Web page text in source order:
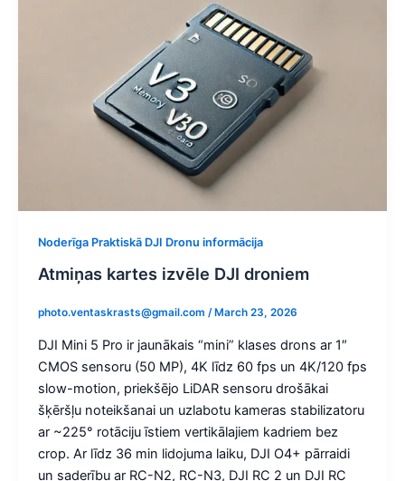
Noderīga Praktiskā DJI Dronu informācija
Atmiņas kartes izvēle DJI droniem
photo.ventaskrasts@gmail.com / March 23, 2026
DJI Mini 5 Pro ir jaunākais “mini” klases drons ar 1″
CMOS sensoru (50 MP), 4K līdz 60 fps un 4K/120 fps
slow-motion, priekšējo LiDAR sensoru drošākai
šķēršļu noteikšanai un uzlabotu kameras stabilizatoru
ar ~225° rotāciju īstiem vertikālajiem kadriem bez
crop. Ar līdz 36 min lidojuma laiku, DJI O4+ pārraidi
un saderību ar RC-N2, RC-N3, DJI RC 2 un DJI RC